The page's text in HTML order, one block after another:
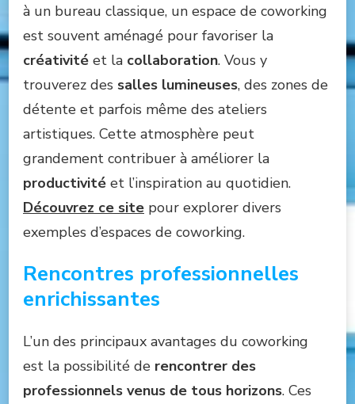
à un bureau classique, un espace de coworking
est souvent aménagé pour favoriser la
créativité et la collaboration. Vous y
trouverez des salles lumineuses, des zones de
détente et parfois même des ateliers
artistiques. Cette atmosphère peut
grandement contribuer à améliorer la
productivité et l’inspiration au quotidien.
Découvrez ce site pour explorer divers
exemples d’espaces de coworking.
Rencontres professionnelles
enrichissantes
L’un des principaux avantages du coworking
est la possibilité de rencontrer des
professionnels venus de tous horizons. Ces